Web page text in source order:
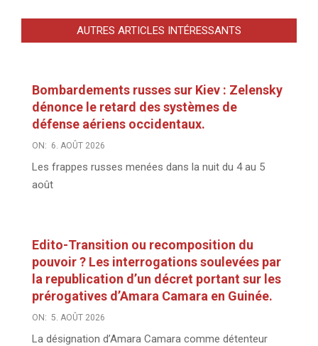
AUTRES ARTICLES INTÉRESSANTS
Bombardements russes sur Kiev : Zelensky
dénonce le retard des systèmes de
défense aériens occidentaux.
ON: 6. AOÛT 2026
Les frappes russes menées dans la nuit du 4 au 5
août
Edito-Transition ou recomposition du
pouvoir ? Les interrogations soulevées par
la republication d’un décret portant sur les
prérogatives d’Amara Camara en Guinée.
ON: 5. AOÛT 2026
La désignation d’Amara Camara comme détenteur